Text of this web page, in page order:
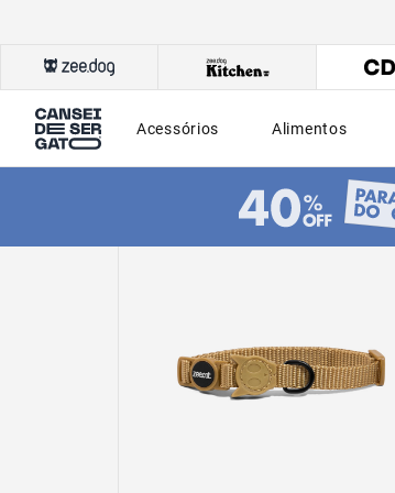
Acessórios
Alimentos